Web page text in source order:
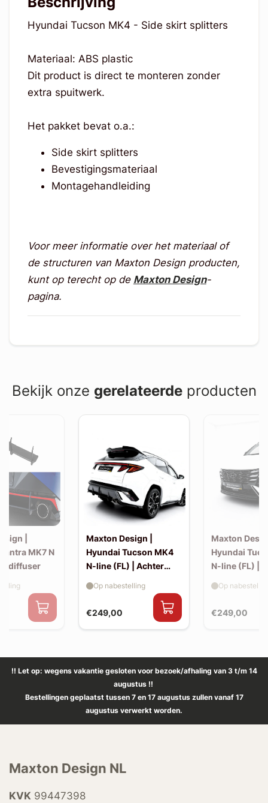
Hyundai Tucson MK4 - Side skirt splitters
Materiaal: ABS plastic
Dit product is direct te monteren zonder
extra spuitwerk.
Het pakket bevat o.a.:
Side skirt splitters
Bevestigingsmateriaal
Montagehandleiding
Voor meer informatie over het materiaal of
de structuren van Maxton Design producten,
kunt op terecht op de Maxton Design-
pagina.
Bekijk onze gerelateerdeproducten
|
MK7 N
diffuser
Maxton Design |
Hyundai Tucson MK4
N-line (FL) | Achter
€249,00
Op nabestelling
Maxton
Hyundai
N-line (FL) |
€249,00
Op
!! Let op: wegens vakantie gesloten voor bezoek/afhaling van 3 t/m 14
augustus !!
Bestellingen geplaatst tussen 7 en 17 augustus zullen vanaf 17
augustus verwerkt worden.
Maxton Design NL
KVK 99447398